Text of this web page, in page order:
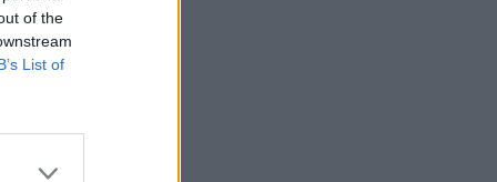
of the
List of